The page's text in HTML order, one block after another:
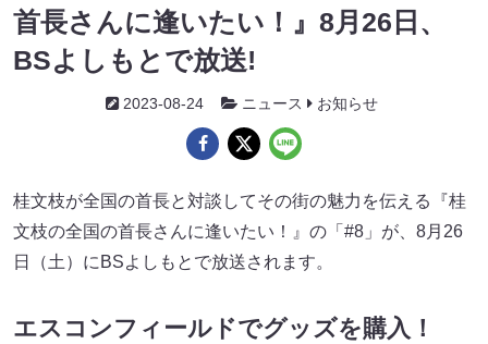
首長さんに逢いたい！』8月26日、
BSよしもとで放送!
2023-08-24 ニュース お知らせ
桂文枝が全国の首長と対談してその街の魅力を伝える『桂
文枝の全国の首長さんに逢いたい！』の「#8」が、8月26
日（土）にBSよしもとで放送されます。
エスコンフィールドでグッズを購入！